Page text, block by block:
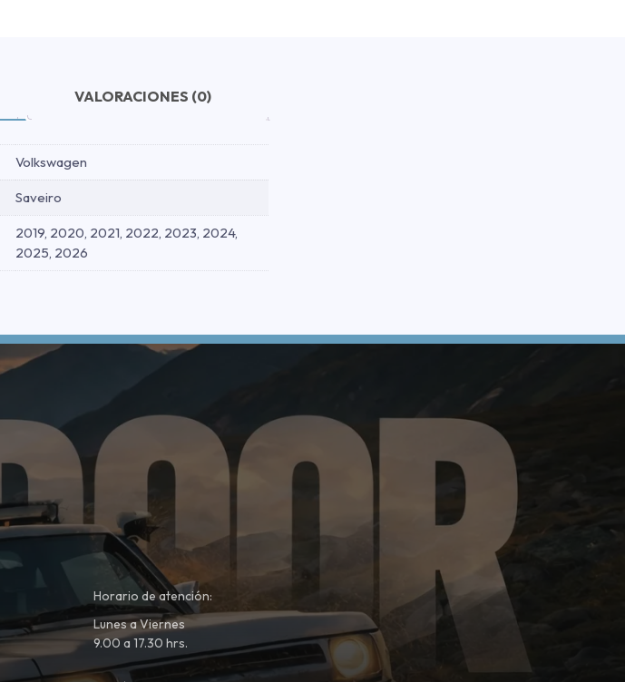
VALORACIONES (0)
Volkswagen
Saveiro
2019, 2020, 2021, 2022, 2023, 2024,
2025, 2026
Horario de atención:
Lunes a Viernes
9.00 a 17.30 hrs.